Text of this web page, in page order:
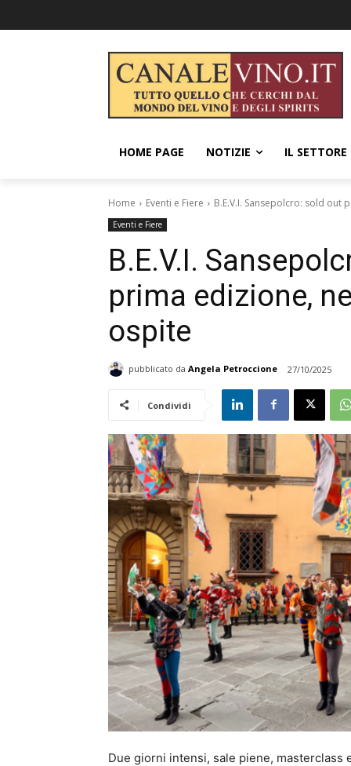
HOME PAGE NOTIZIE IL SETTORE
Home Eventi e Fiere B.E.V.I. Sansepolcro: sold out
Eventi e Fiere
B.E.V.I.
prima edizione,
ospite
pubblicato da Angela Petroccione 27/10/2025
Condividi
Due giorni intensi, sale piene,